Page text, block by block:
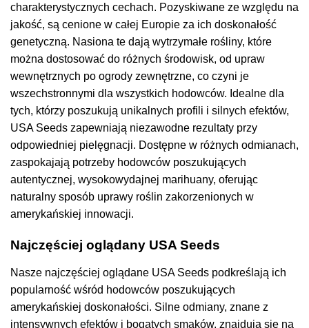
charakterystycznych cechach. Pozyskiwane ze względu na
jakość, są cenione w całej Europie za ich doskonałość
genetyczną. Nasiona te dają wytrzymałe rośliny, które
można dostosować do różnych środowisk, od upraw
wewnętrznych po ogrody zewnętrzne, co czyni je
wszechstronnymi dla wszystkich hodowców. Idealne dla
tych, którzy poszukują unikalnych profili i silnych efektów,
USA Seeds zapewniają niezawodne rezultaty przy
odpowiedniej pielęgnacji. Dostępne w różnych odmianach,
zaspokajają potrzeby hodowców poszukujących
autentycznej, wysokowydajnej marihuany, oferując
naturalny sposób uprawy roślin zakorzenionych w
amerykańskiej innowacji.
Najczęściej oglądany USA Seeds
Nasze najczęściej oglądane USA Seeds podkreślają ich
popularność wśród hodowców poszukujących
amerykańskiej doskonałości. Silne odmiany, znane z
intensywnych efektów i bogatych smaków, znajdują się na